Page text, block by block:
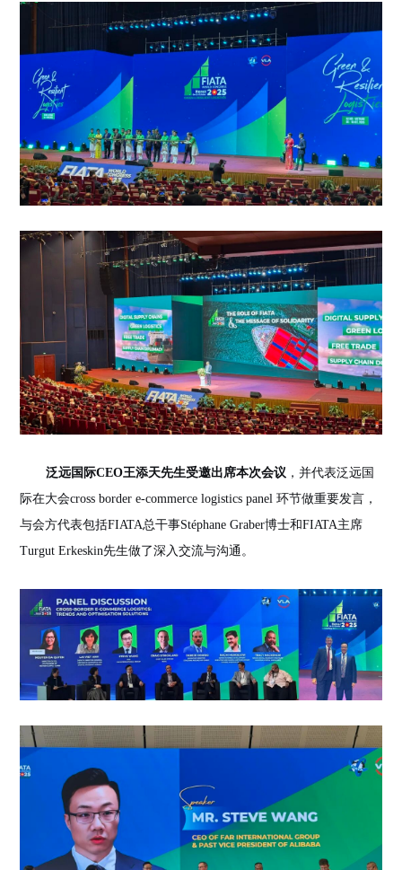
泛远国际CEO王添天先生受邀出席本次会议 ，并代表泛远国
际在大会cross border e-commerce logistics panel 环节做重要发言，
与会方代表包括FIATA总干事Stéphane Graber博士和FIATA主席
Turgut Erkeskin先生做了深入交流与沟通 。